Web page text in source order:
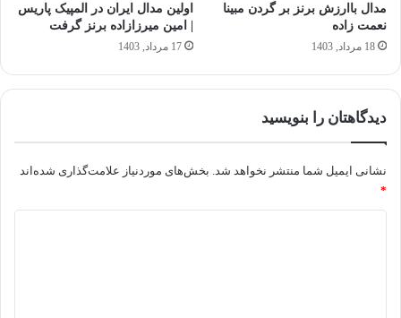
مدال باارزش برنز بر گردن مبینا
نعمت‌ زاده
18 مرداد, 1403
اولین مدال ایران در المپیک پاریس
| امین میرزازاده برنز گرفت
17 مرداد, 1403
دیدگاهتان را بنویسید
نشانی ایمیل شما منتشر نخواهد شد. بخش‌های موردنیاز علامت‌گذاری شده‌اند
*